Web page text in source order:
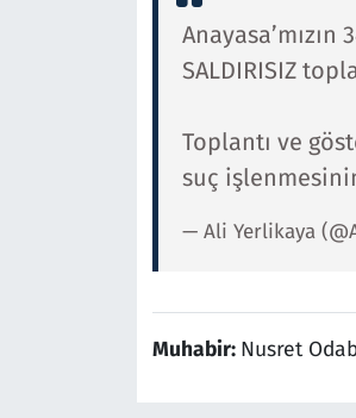
SALDIRISIZ
Toplantı ve
suç
— Ali Yerlikaya
Muhabir: Nusret